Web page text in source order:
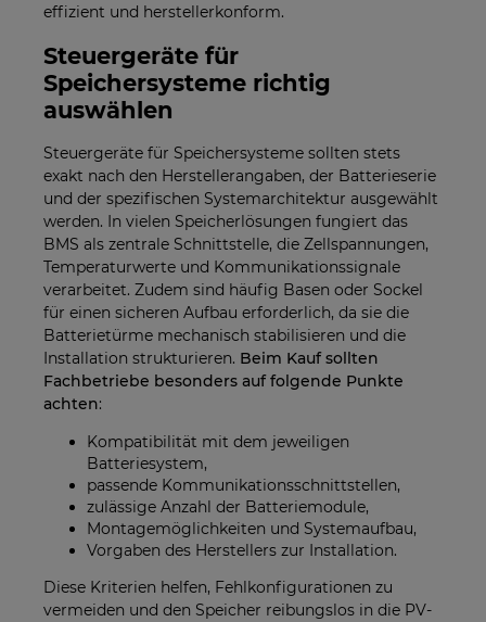
effizient und herstellerkonform.
Steuergeräte für
Speichersysteme richtig
auswählen
Steuergeräte für Speichersysteme sollten stets
exakt nach den Herstellerangaben, der Batterieserie
und der spezifischen Systemarchitektur ausgewählt
werden. In vielen Speicherlösungen fungiert das
BMS als zentrale Schnittstelle, die Zellspannungen,
Temperaturwerte und Kommunikationssignale
verarbeitet. Zudem sind häufig Basen oder Sockel
für einen sicheren Aufbau erforderlich, da sie die
Batterietürme mechanisch stabilisieren und die
Installation strukturieren. Beim Kauf sollten
Fachbetriebe besonders auf folgende Punkte
achten:
Kompatibilität mit dem jeweiligen
Batteriesystem,
passende Kommunikationsschnittstellen,
zulässige Anzahl der Batteriemodule,
Montagemöglichkeiten und Systemaufbau,
Vorgaben des Herstellers zur Installation.
Diese Kriterien helfen, Fehlkonfigurationen zu
vermeiden und den Speicher reibungslos in die PV-